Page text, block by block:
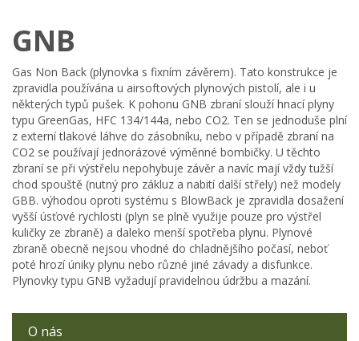
GNB
Gas Non Back (plynovka s fixním závěrem). Tato konstrukce je
zpravidla používána u airsoftových plynových pistolí, ale i u
některých typů pušek. K pohonu GNB zbraní slouží hnací plyny
typu GreenGas, HFC 134/144a, nebo CO2. Ten se jednoduše plní
z externí tlakové láhve do zásobníku, nebo v případě zbraní na
CO2 se používají jednorázové výměnné bombičky. U těchto
zbraní se při výstřelu nepohybuje závěr a navíc mají vždy tužší
chod spouště (nutný pro zákluz a nabití další střely) než modely
GBB. výhodou oproti systému s BlowBack je zpravidla dosažení
vyšší úsťové rychlosti (plyn se plně využije pouze pro výstřel
kuličky ze zbraně) a daleko menší spotřeba plynu. Plynové
zbraně obecně nejsou vhodné do chladnějšího počasí, neboť
poté hrozí úniky plynu nebo různé jiné závady a disfunkce.
Plynovky typu GNB vyžadují pravidelnou údržbu a mazání.
O nás